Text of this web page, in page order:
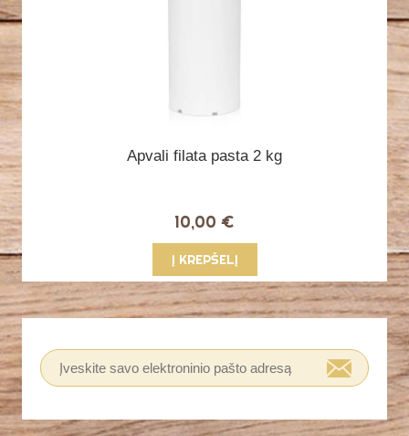
Apvali filata pasta 2 kg
10,00 €
Į KREPŠELĮ